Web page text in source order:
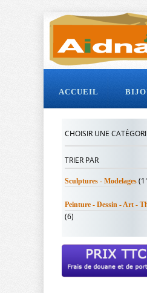
ACCUEIL
CHOISIR UNE
TRIER PAR
Sculptures - Modelages
Peinture - Dessin - Art -
(6)